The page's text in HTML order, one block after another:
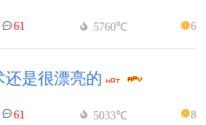
61 5760℃ 6
还是很漂亮的
61 5033℃ 8